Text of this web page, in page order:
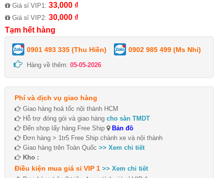
Giá sỉ VIP1: 33,000 ₫
Giá sỉ VIP2: 30,000 ₫
Tạm hết hàng
0901 493 335 (Thu Hiền) 0902 985 499 (Ms Nhi)
Hàng về thêm: 05-05-2026
Phí và dịch vụ giao hàng
Giao hàng hoả tốc nội thành HCM
Hỗ trợ đóng gói và giao hàng cho sàn TMDT
Đến shop lấy hàng Free Ship
Bản đồ
Đơn hàng > 1tr5 Free Ship chành xe và nội thành
Giao hàng trên Toàn Quốc >> Xem chi tiết
Kho :
Điều kiện mua giá sỉ VIP 1 >> Xem chi tiết